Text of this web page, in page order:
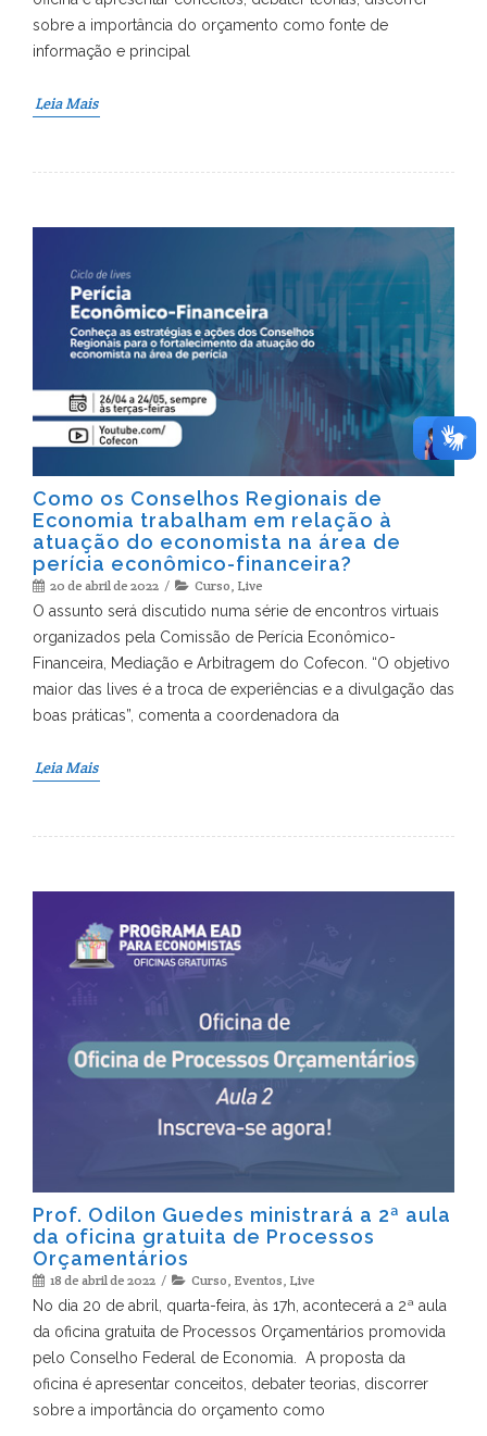
sobre a importância do orçamento como fonte de
informação e principal
Leia Mais
Como os Conselhos Regionais de
Economia trabalham em relação à
atuação do economista na área de
perícia econômico-financeira?
20 de abril de 2022 Curso Live
O assunto será discutido numa série de encontros virtuais
organizados pela Comissão de Perícia Econômico-
Financeira, Mediação e Arbitragem do Cofecon. “O objetivo
maior das lives é a troca de experiências e a divulgação das
boas práticas”, comenta a coordenadora da
Leia Mais
Prof. Odilon Guedes ministrará a 2ª aula
da oficina gratuita de Processos
Orçamentários
18 de abril de 2022 Curso Eventos Live
No dia 20 de abril, quarta-feira, às 17h, acontecerá a 2ª aula
da oficina gratuita de Processos Orçamentários promovida
pelo Conselho Federal de Economia. A proposta da
oficina é apresentar conceitos, debater teorias, discorrer
sobre a importância do orçamento como